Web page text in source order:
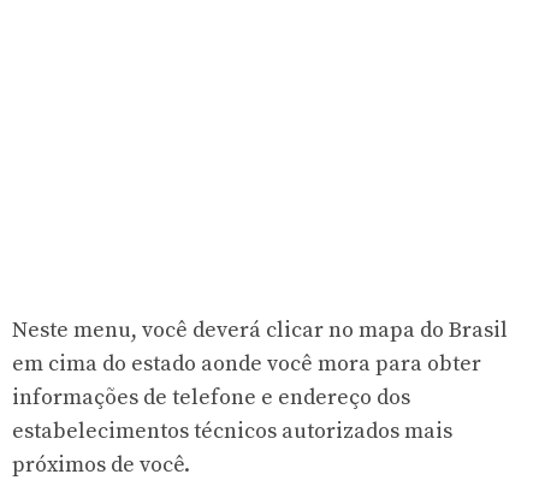
Neste menu, você deverá clicar no mapa do Brasil
em cima do estado aonde você mora para obter
informações de telefone e endereço dos
estabelecimentos técnicos autorizados mais
próximos de você.